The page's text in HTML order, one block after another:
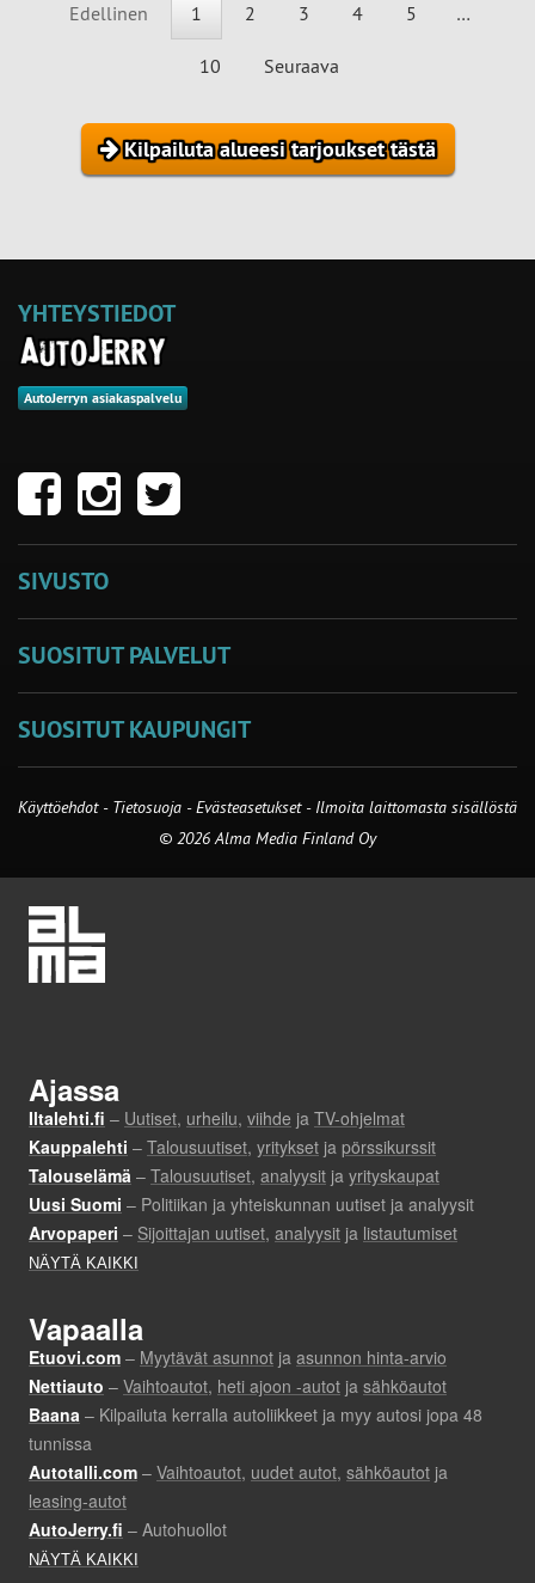
Edellinen 1 2 3 4 5 …
10 Seuraava
Kilpailuta alueesi tarjoukset tästä
YHTEYSTIEDOT
AutoJerryn asiakaspalvelu
SIVUSTO
SUOSITUT PALVELUT
SUOSITUT KAUPUNGIT
Käyttöehdot - Tietosuoja -Evästeasetukset- Ilmoita laittomasta sisällöstä
© 2026 Alma Media Finland Oy